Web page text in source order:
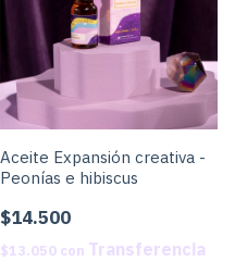
Aceite Expansión creativa -
Peonías e hibiscus
$14.500
$13.050 con